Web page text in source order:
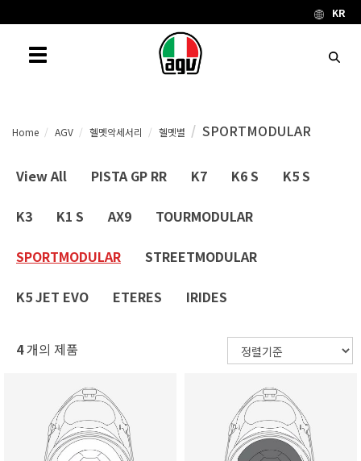
KR
Toggle navigation
Home AGV 헬멧악세서리 헬멧별 SPORTMODULAR
View All PISTA GP RR K7 K6 S K5 S
K3 K1 S AX9 TOURMODULAR
SPORTMODULAR STREETMODULAR
K5 JET EVO ETERES IRIDES
4개의 제품